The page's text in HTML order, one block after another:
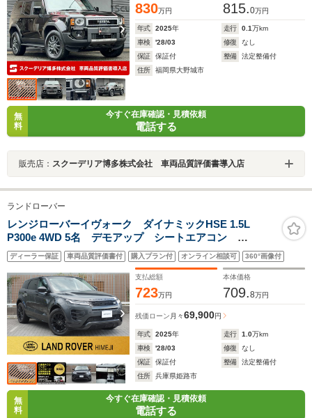
830万円 815.0万円
年式 2025年 走行 0.1万km
車検
'28/03 修復
なし
保証
保証付 整備
法定整備付
住所
福岡県大野城市
無
料
今すぐ在庫確認・見積依頼
電話する
販売店： スクーデリア博多株式会社 車両品質評価書導入店
ランドローバー
レンジローバーイヴォーク ダイナミックHSE 1.5L
P300e 4WD 5名 デモアップ シートエアコン
MERIDIAN
ディーラー保証 車両品質評価書付 購入プラン付 オンライン相談可 360°画像付
支払総額
723万円
本体価格
709.8万円
残価ローン 月々69,900円
年式 2025年 走行 1.0万km
車検
'28/03 修復
なし
保証
保証付 整備
法定整備付
住所
兵庫県姫路市
無
料
今すぐ在庫確認・見積依頼
電話する